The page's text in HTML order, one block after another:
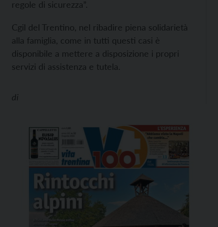
regole di sicurezza”.
Cgil del Trentino, nel ribadire piena solidarietà
alla famiglia, come in tutti questi casi è
disponibile a mettere a disposizione i propri
servizi di assistenza e tutela.
di